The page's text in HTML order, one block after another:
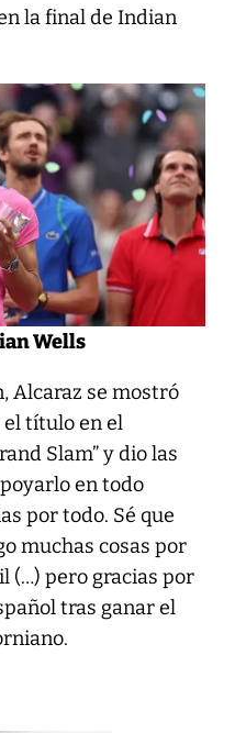
la final de Indian
Wells
Alcaraz se mostró
título en el
Slam” y dio las
en todo
por todo. Sé que
muchas cosas por
(…) pero gracias por
tras ganar el